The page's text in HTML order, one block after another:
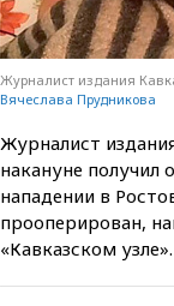
Журналист издания
Вячеслава Прудникова
Журналист
накануне получил
нападении в
прооперирован,
«Кавказском узле».